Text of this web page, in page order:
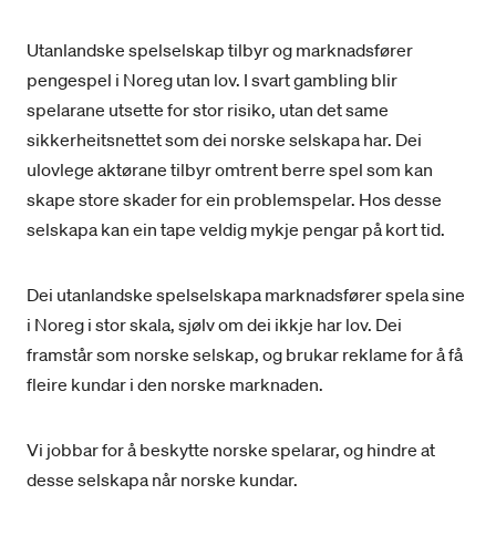
Utanlandske spelselskap tilbyr og marknadsfører
pengespel i Noreg utan lov. I svart gambling blir
spelarane utsette for stor risiko, utan det same
sikkerheitsnettet som dei norske selskapa har. Dei
ulovlege aktørane tilbyr omtrent berre spel som kan
skape store skader for ein problemspelar. Hos desse
selskapa kan ein tape veldig mykje pengar på kort tid.
Dei utanlandske spelselskapa marknadsfører spela sine
i Noreg i stor skala, sjølv om dei ikkje har lov. Dei
framstår som norske selskap, og brukar reklame for å få
fleire kundar i den norske marknaden.
Vi jobbar for å beskytte norske spelarar, og hindre at
desse selskapa når norske kundar.